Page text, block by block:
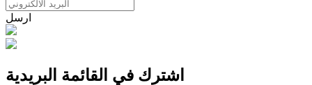
ارسل
اشترك في القائمة البريدية